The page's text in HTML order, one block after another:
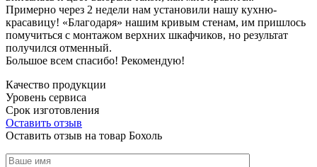
Примерно через 2 недели нам установили нашу кухню-
красавицу! «Благодаря» нашим кривым стенам, им пришлось
помучиться с монтажом верхних шкафчиков, но результат
получился отменный.
Большое всем спасибо! Рекомендую!
Качество продукции
Уровень сервиса
Срок изготовления
Оставить отзыв
Оставить отзыв на товар Бохоль